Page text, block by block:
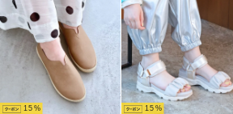
15 15